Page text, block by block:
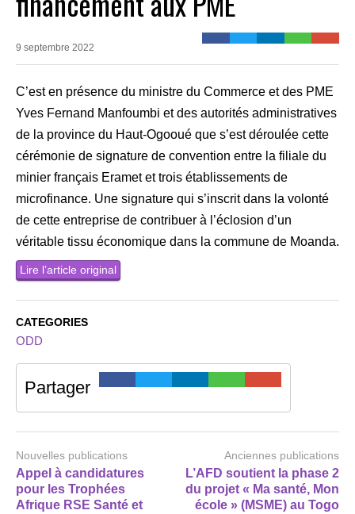
9 septembre 2022
C’est en présence du ministre du Commerce et des PME
Yves Fernand Manfoumbi et des autorités administratives
de la province du Haut-Ogooué que s’est déroulée cette
cérémonie de signature de convention entre la filiale du
minier français Eramet et trois établissements de
microfinance. Une signature qui s’inscrit dans la volonté
de cette entreprise de contribuer à l’éclosion d’un
véritable tissu économique dans la commune de Moanda.
Lire l’article original
CATEGORIES
ODD
Partager
Nouvelles publications
Appel à candidatures
pour les Trophées
Afrique RSE Santé et
Anciennes publications
L’AFD soutient la phase 2
du projet « Ma santé, Mon
école » (MSME) au Togo